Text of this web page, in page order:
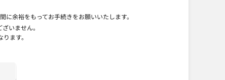
余裕をもってお手続きをお願いいたします。
いません。
ます。